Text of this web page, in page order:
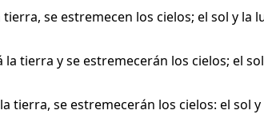
se estremecen los cielos; el sol y la
tierra y se estremecerán los cielos; el
tierra, se estremecerán los cielos: el sol